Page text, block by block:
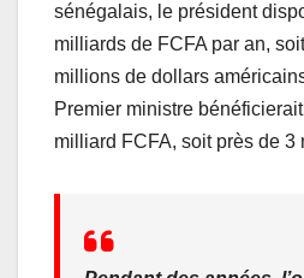
sénégalais, le président
milliards de FCFA par an,
millions de dollars
Premier ministre
milliard FCFA, soit près de 3